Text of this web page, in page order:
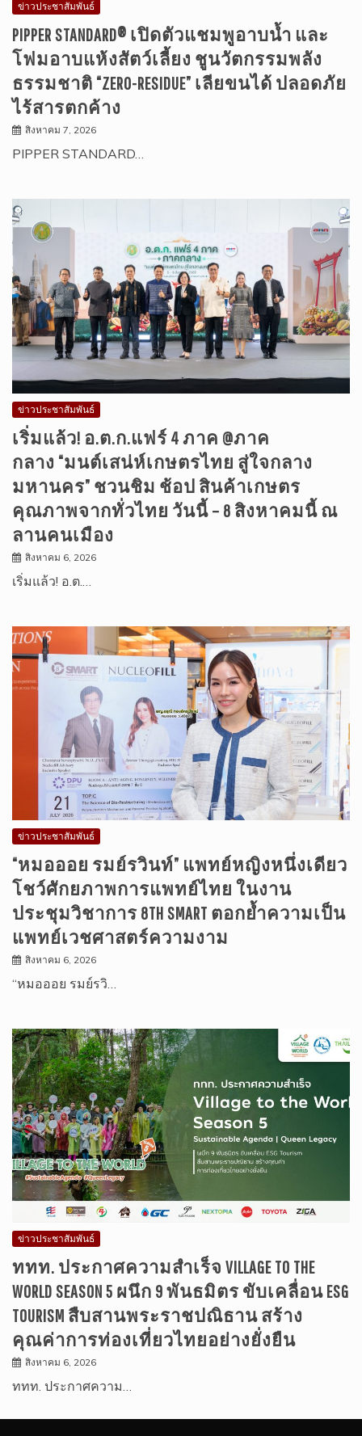
ข่าวประชาสัมพันธ์
PIPPER STANDARD® เปิดตัวแชมพูอาบน้ำ และ
โฟมอาบแห้งสัตว์เลี้ยง ชูนวัตกรรมพลัง
ธรรมชาติ “ZERO-RESIDUE” เลียขนได้ ปลอดภัย
ไร้สารตกค้าง
สิงหาคม 7, 2026
PIPPER STANDARD…
ข่าวประชาสัมพันธ์
เริ่มแล้ว! อ.ต.ก.แฟร์ 4 ภาค @ภาค
กลาง “มนต์เสน่ห์เกษตรไทย สู่ใจกลาง
มหานคร” ชวนชิม ช้อป สินค้าเกษตร
คุณภาพจากทั่วไทย วันนี้ – 8 สิงหาคมนี้ ณ
ลานคนเมือง
สิงหาคม 6, 2026
เริ่มแล้ว! อ.ต.…
ข่าวประชาสัมพันธ์
“หมอออย รมย์รวินท์” แพทย์หญิงหนึ่งเดียว
โชว์ศักยภาพการแพทย์ไทย ในงาน
ประชุมวิชาการ 8TH SMART ตอกย้ำความเป็น
แพทย์เวชศาสตร์ความงาม
สิงหาคม 6, 2026
“หมอออย รมย์รวิ…
ข่าวประชาสัมพันธ์
ททท. ประกาศความสำเร็จ VILLAGE TO THE
WORLD SEASON 5 ผนึก 9 พันธมิตร ขับเคลื่อน ESG
TOURISM สืบสานพระราชปณิธาน สร้าง
คุณค่าการท่องเที่ยวไทยอย่างยั่งยืน
สิงหาคม 6, 2026
ททท. ประกาศความ…